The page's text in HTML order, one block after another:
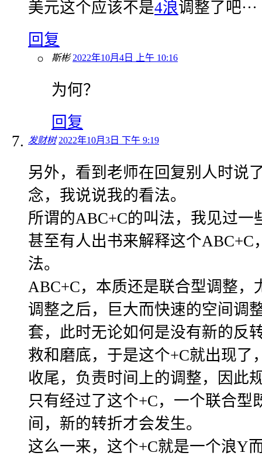
美元这个应该不是4浪调整了吧···
回复
斯彬 2022年10月4日 上午 10:16
为何？
回复
发财树 2022年10月3日 下午 9:19
另外，看到老师在回复别人时说
念，我说说我的看法。
所谓的ABC+C的叫法，我见过一
甚至有人出书来解释这个ABC+C
法。
ABC+C，本质还是联合型调整，
调整之后，巨大而快速的空间调
套，此时无论如何是没有新的反
救和磨底，于是这个+C就出现了
收尾，负责时间上的调整，因此
只有经过了这个+C，一个联合型
间，新的转折才会发生。
这么一来，这个+C就是一个浪Y